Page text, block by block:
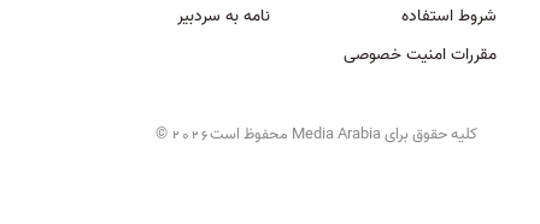
شروط استفاده
مقررات امنیت خصوصی
نامه به سردبیر
کلیه حقوق برای Media Arabia محفوظ است 2026
©